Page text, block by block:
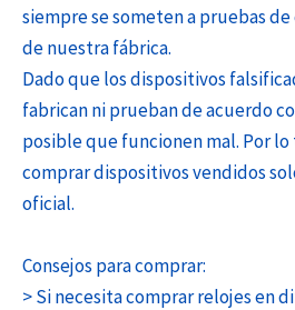
siempre se someten a pruebas
de nuestra fábrica.
Dado que los dispositivos
fabrican ni prueban de acuerdo
posible que funcionen mal. Por
comprar dispositivos vendidos
oficial.
Consejos para comprar:
> Si necesita comprar relojes en